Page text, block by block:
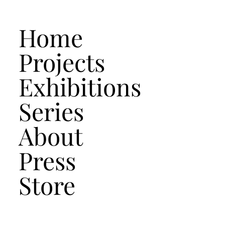
Home
Projects
Exhibitions
Series
About
Press
Store